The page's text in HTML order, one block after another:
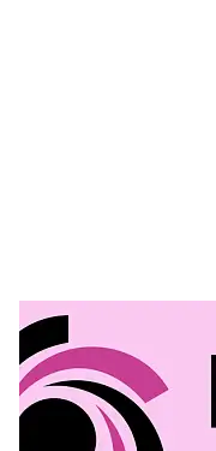
Kultura a volný čas